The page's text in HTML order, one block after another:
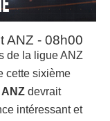
ANZ - 08h00
de la ligue ANZ
cette sixième
devrait
intéressant et